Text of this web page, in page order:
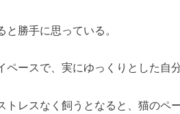
勝手に思っている。
ペースで、実にゆっくりとした自
トレスなく飼うとなると、猫のペ